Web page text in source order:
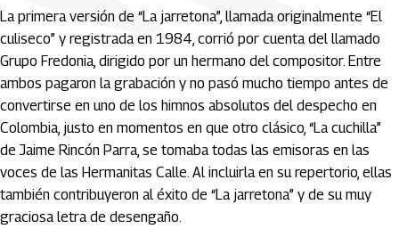
La primera versión de “La jarretona”, llamada originalmente “El
culiseco” y registrada en 1984, corrió por cuenta del llamado
Grupo Fredonia, dirigido por un hermano del compositor. Entre
ambos pagaron la grabación y no pasó mucho tiempo antes de
convertirse en uno de los himnos absolutos del despecho en
Colombia, justo en momentos en que otro clásico, “La cuchilla”
de Jaime Rincón Parra, se tomaba todas las emisoras en las
voces de las Hermanitas Calle. Al incluirla en su repertorio, ellas
también contribuyeron al éxito de “La jarretona” y de su muy
graciosa letra de desengaño.